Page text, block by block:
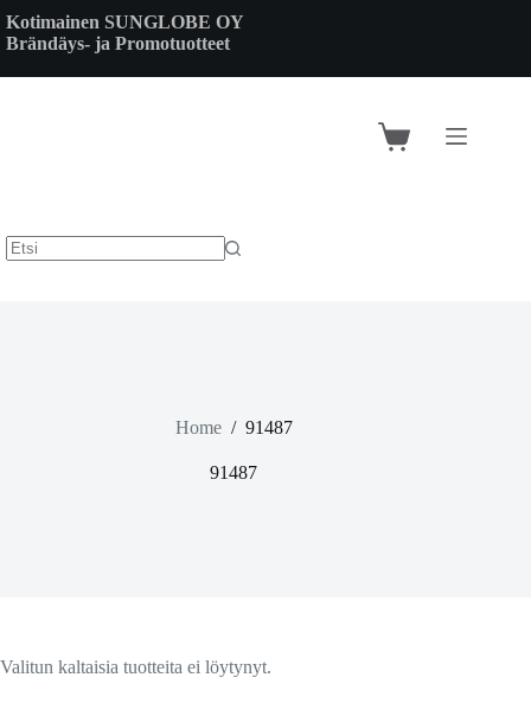
to
content
Kotimainen SUNGLOBE OY
Brändäys- ja Promotuotteet
Shopping
Home / 91487
91487
Valitun kaltaisia tuotteita ei löytynyt.